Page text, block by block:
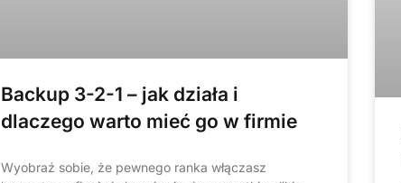
Backup 3-2-1 – jak działa i
dlaczego warto mieć go w firmie
Wyobraź sobie, że pewnego ranka włączasz